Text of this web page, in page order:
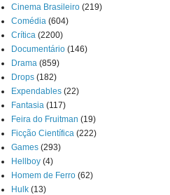
Cinema Brasileiro (219)
Comédia (604)
Crítica (2200)
Documentário (146)
Drama (859)
Drops (182)
Expendables (22)
Fantasia (117)
Feira do Fruitman (19)
Ficção Científica (222)
Games (293)
Hellboy (4)
Homem de Ferro (62)
Hulk (13)